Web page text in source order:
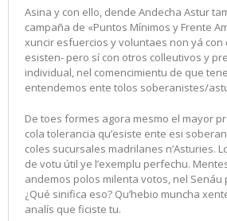
Asina y con ello, dende Andecha Astur
campaña de «Puntos Mínimos y Frente
xuncir esfuercios y voluntaes non yá
esisten- pero sí con otros colleutivos y
individual, nel comencimientu de que
entendemos ente tolos soberanistes/
De toes formes agora mesmo el mayor
cola tolerancia qu’esiste ente esi
coles sucursales madrilanes n’Asturies.
de votu útil ye l’exemplu perfechu.
andemos polos milenta votos, nel Senáu
¿Qué sinifica eso? Qu’hebio muncha
analís que ficiste tu.